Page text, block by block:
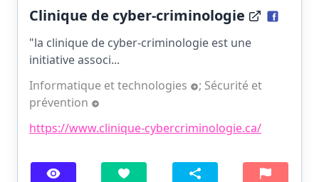
Clinique de cyber-criminologie
"la clinique de cyber-criminologie est une
initiative associ...
Informatique et technologies
; Sécurité et
prévention
https://www.clinique-cybercriminologie.ca/